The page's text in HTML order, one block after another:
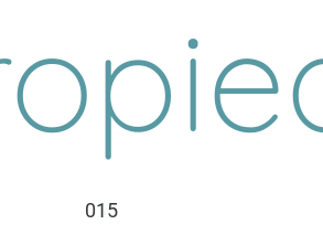
015